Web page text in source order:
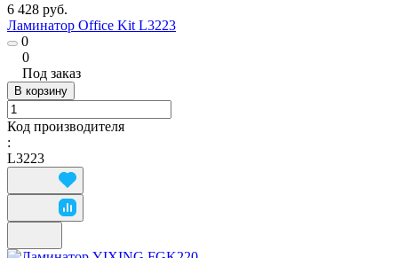
6 428 руб.
Ламинатор Office Kit L3223
0
0
Под заказ
В корзину
Код производителя
:
L3223